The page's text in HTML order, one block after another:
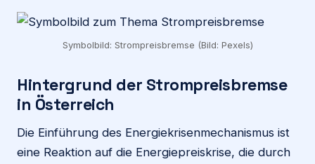
Symbolbild: Strompreisbremse (Bild: Pexels)
Hintergrund der Strompreisbremse
in Österreich
Die Einführung des Energiekrisenmechanismus ist
eine Reaktion auf die Energiepreiskrise, die durch